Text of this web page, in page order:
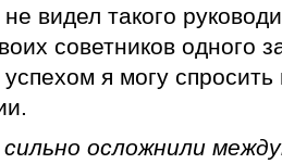
видел такого
советников одного
я могу спросить
осложнили